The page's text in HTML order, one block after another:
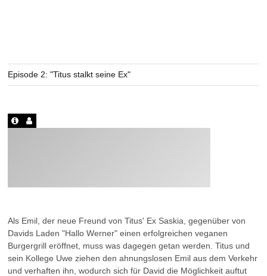
Episode 2: "Titus stalkt seine Ex"
Als Emil, der neue Freund von Titus' Ex Saskia, gegenüber von
Davids Laden "Hallo Werner" einen erfolgreichen veganen
Burgergrill eröffnet, muss was dagegen getan werden. Titus und
sein Kollege Uwe ziehen den ahnungslosen Emil aus dem Verkehr
und verhaften ihn, wodurch sich für David die Möglichkeit auftut